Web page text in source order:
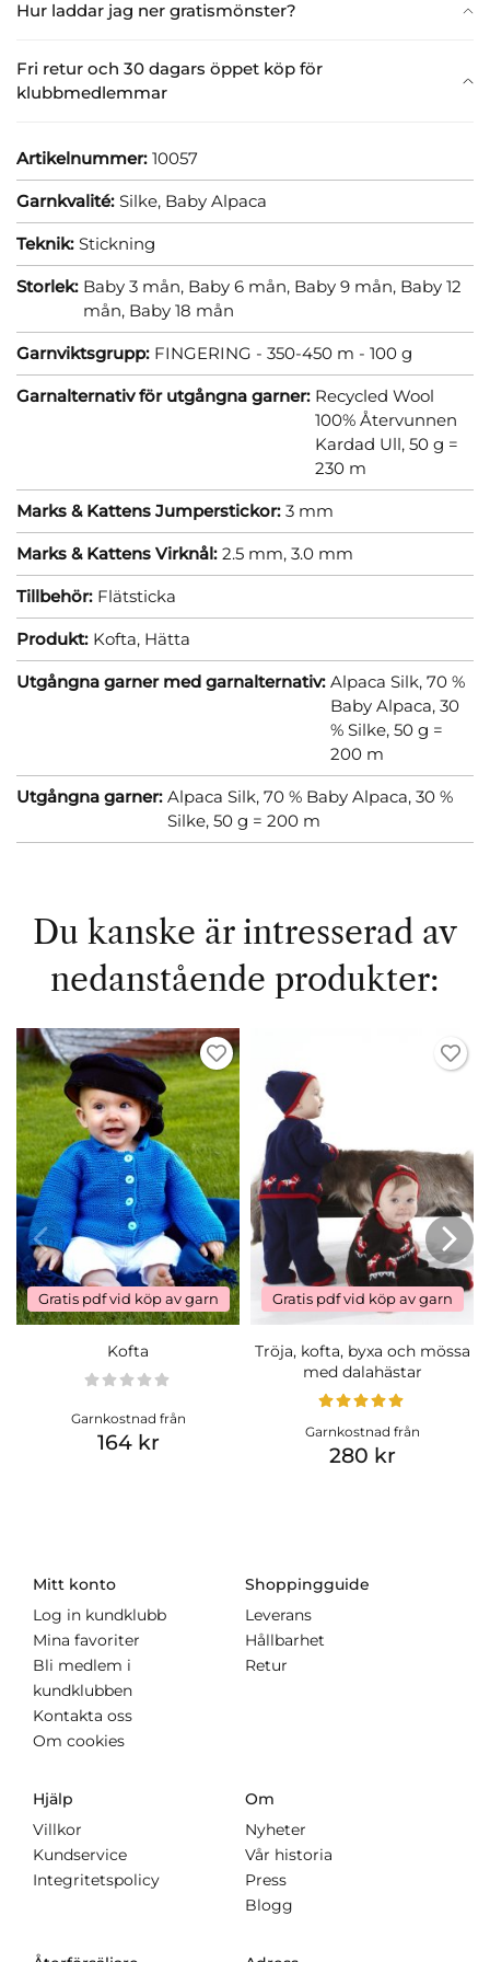
Hur laddar jag ner gratismönster?
Fri retur och 30 dagars öppet köp för
klubbmedlemmar
Artikelnummer: 10057
Garnkvalité: Silke, Baby Alpaca
Teknik: Stickning
Storlek: Baby 3 mån, Baby 6 mån, Baby 9 mån, Baby 12
mån, Baby 18 mån
Garnviktsgrupp: FINGERING - 350-450 m - 100 g
Garnalternativ för utgångna garner: Recycled Wool
100% Återvunnen
Kardad Ull, 50 g =
230 m
Marks & Kattens Jumperstickor: 3 mm
Marks & Kattens Virknål: 2.5 mm, 3.0 mm
Tillbehör: Flätsticka
Produkt: Kofta, Hätta
Utgångna garner med garnalternativ: Alpaca Silk, 70 %
Baby Alpaca, 30
% Silke, 50 g =
200 m
Utgångna garner: Alpaca Silk, 70 % Baby Alpaca, 30 %
Silke, 50 g = 200 m
Du kanske är intresserad av
nedanstående produkter:
Gratis pdf vid köp av garn
Kofta
Garnkostnad från
164 kr
Gratis pdf vid köp av garn
Tröja, kofta, byxa och mössa
med dalahästar
Garnkostnad från
280 kr
Mitt konto
Log in kundklubb
Mina favoriter
Bli medlem i
kundklubben
Kontakta oss
Om cookies
Shoppingguide
Leverans
Hållbarhet
Retur
Hjälp
Villkor
Kundservice
Integritetspolicy
Om
Nyheter
Vår historia
Press
Blogg